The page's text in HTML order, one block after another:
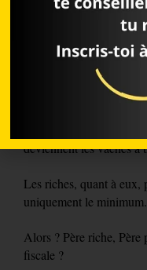
business à créer afin de
4. L’historique
Pour Robert, les
deviennent les vaches à
Les riches, quant à eux,
uniquement le minimum.
Alors ? Père riche, Père
fiscale ?